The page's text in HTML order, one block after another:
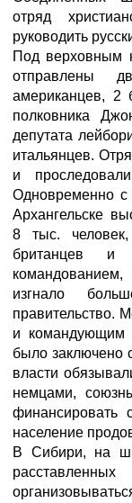
отряд
руководить
Под верховным
отправлены
американцев, 2
полковника
депутата
итальянцев.
и
Одновременно
Архангельске
8 тыс.
британцев и
изгнало
правительство.
и командующим
было заключено
власти
немцами,
финансировать
население
В Сибири, на